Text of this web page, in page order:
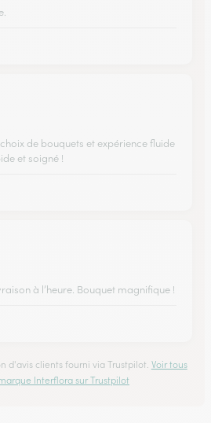
de bouquets et expérience fluide
et soigné !
à l’heure. Bouquet magnifique !
d'avis clients fourni via Trustpilot. Voir tous
Interflora sur Trustpilot